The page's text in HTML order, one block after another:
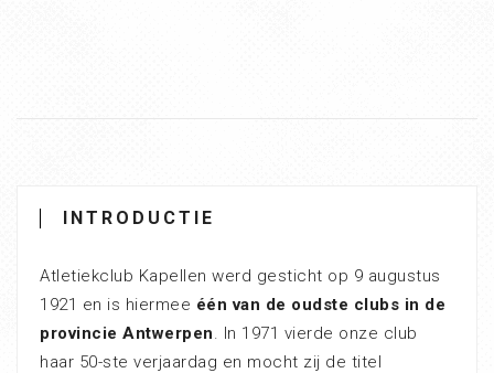
INTRODUCTIE
Atletiekclub Kapellen werd gesticht op 9 augustus
1921 en is hiermee één van de oudste clubs in de
provincie Antwerpen. In 1971 vierde onze club
haar 50-ste verjaardag en mocht zij de titel